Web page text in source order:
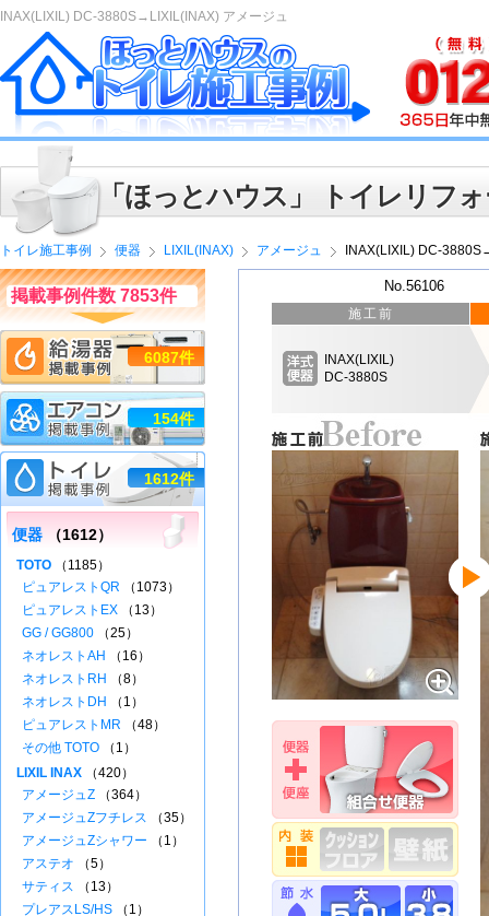
INAX(LIXIL) DC-3880S→LIXIL(INAX) アメージュ
「ほっとハウス」 トイレリフ
トイレ施工事例 便器 LIXIL(INAX) アメージュ INAX(LIXIL) DC-
No.56106
施工前
INAX(LIXIL)
DC-3880S
掲載事例件数 7853件
6087件
154件
1612件
便器 （1612）
TOTO （1185）
ピュアレストQR （1073）
ピュアレストEX （13）
GG / GG800 （25）
ネオレストAH
（16）
ネオレストRH
（8）
ネオレストDH
（1）
ピュアレストMR （48）
その他 TOTO （1）
LIXIL INAX （420）
アメージュZ （364）
アメージュZフチレス （35）
アメージュZシャワー （1）
アステオ （5）
サティス （13）
プレアスLS/HS （1）